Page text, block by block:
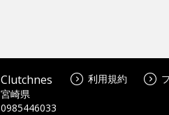
Clutchnes
宮崎県
0985446033
利用規約